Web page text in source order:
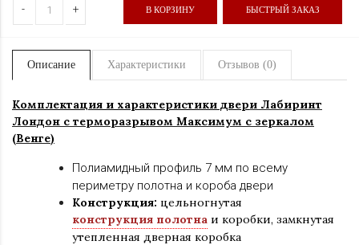
- + В КОРЗИНУ БЫСТРЫЙ ЗАКАЗ
Описание Характеристики Отзывов (0)
Комплектация и характеристики двери Лабиринт
Лондон с терморазрывом Максимум с зеркалом
(Венге)
Полиамидный профиль 7 мм по всему
периметру полотна и короба двери
Конструкция: цельногнутая
конструкция полотна и коробки, замкнутая
утепленная дверная коробка